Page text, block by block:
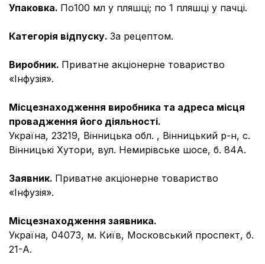
Упаковка. По100 мл у пляшці; по 1 пляшці у пачці.
Категорія відпуску. За рецептом.
Виробник. Приватне акціонерне товариство
«Інфузія».
Місцезнаходження виробника та адреса місця
провадження його діяльності.
Україна, 23219, Вінницька обл. , Вінницький р-н, с.
Вінницькі Хутори, вул. Немирівське шосе, б. 84А.
Заявник. Приватне акціонерне товариство
«Інфузія».
Місцезнаходження заявника.
Україна, 04073, м. Київ, Московський проспект, б.
21-А.